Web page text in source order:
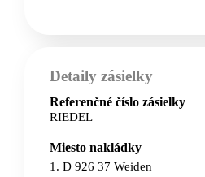
Detaily zásielky
Referenčné číslo zásielky
RIEDEL
Miesto nakládky
1. D 926 37 Weiden